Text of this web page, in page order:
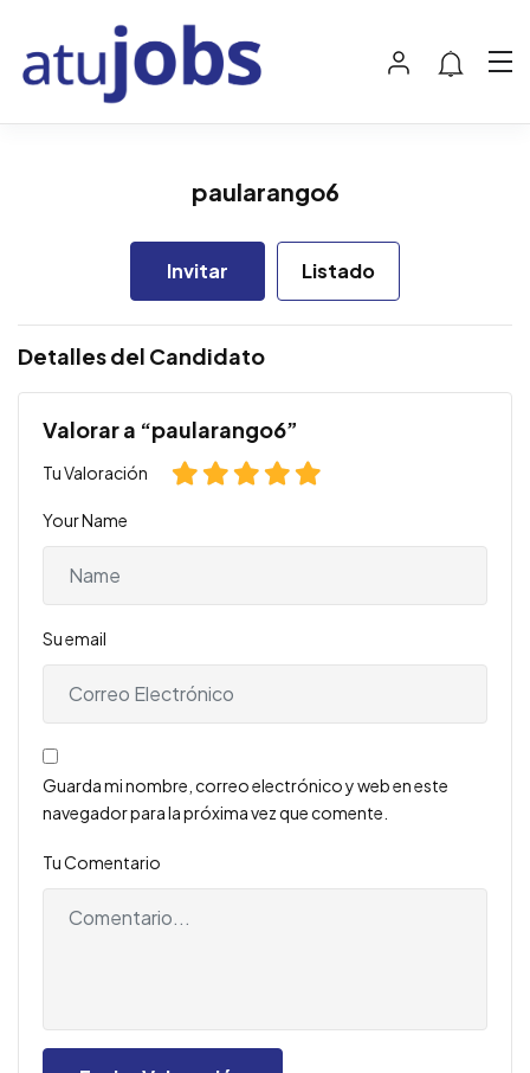
paularango6
Invitar Listado
Detalles del Candidato
Valorar a “paularango6”
Tu Valoración
Your Name
Su email
Guarda mi nombre, correo electrónico y web en este
navegador para la próxima vez que comente.
Tu Comentario